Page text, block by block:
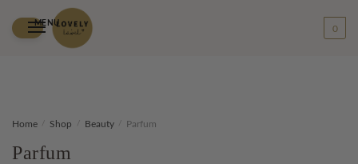
navigation
content
MENU
0
Home / Shop / Beauty / Parfum
Parfum